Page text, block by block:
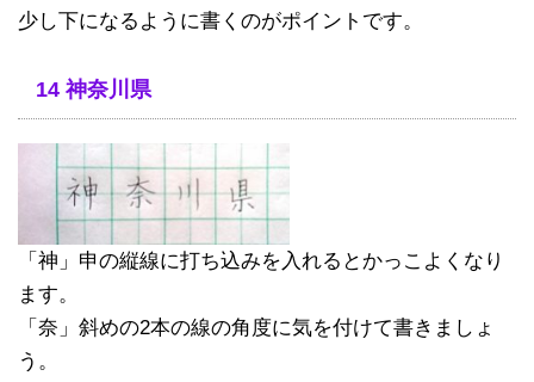
少し下になるように書くのがポイントです。
14 神奈川県
「神」申の縦線に打ち込みを入れるとかっこよくなり
ます。
「奈」斜めの2本の線の角度に気を付けて書きましょ
う。